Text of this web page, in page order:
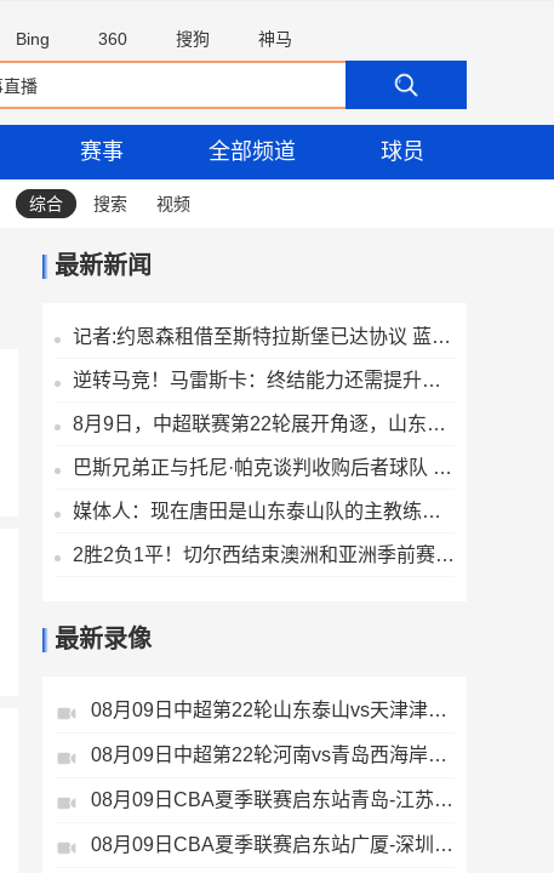
Bing 360 搜狗 神马
赛事 全部频道 球员
综合 搜索 视频
最新新闻
记者:约恩森租借至斯特拉斯堡已达协议 蓝军未报价迪奥戈·科斯塔
逆转马竞！马雷斯卡：终结能力还需提升，哈兰德能让我们更有威胁
8月9日，中超联赛第22轮展开角逐，山东泰山最终以2:1战胜对手
巴斯兄弟正与托尼·帕克谈判收购后者球队 预计6-8千万欧成交
媒体人：现在唐田是山东泰山队的主教练，代理两个字已经取消了
2胜2负1平！切尔西结束澳洲和亚洲季前赛之旅将返回伦敦
最新录像
08月09日中超第22轮山东泰山vs天津津门虎全场录像
08月09日中超第22轮河南vs青岛西海岸全场录像
08月09日CBA夏季联赛启东站青岛-江苏全场录像
08月09日CBA夏季联赛启东站广厦-深圳全场录像